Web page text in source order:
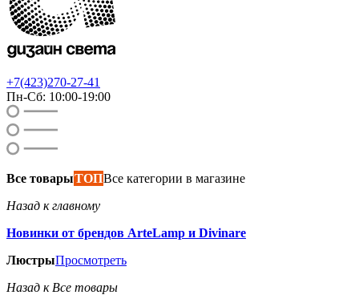
+7(423)270-27-41
Пн-Сб: 10:00-19:00
Все товарыТОПВсе категории в магазине
Назад к главному
Новинки от брендов ArteLamp и Divinare
ЛюстрыПросмотреть
Назад к Все товары